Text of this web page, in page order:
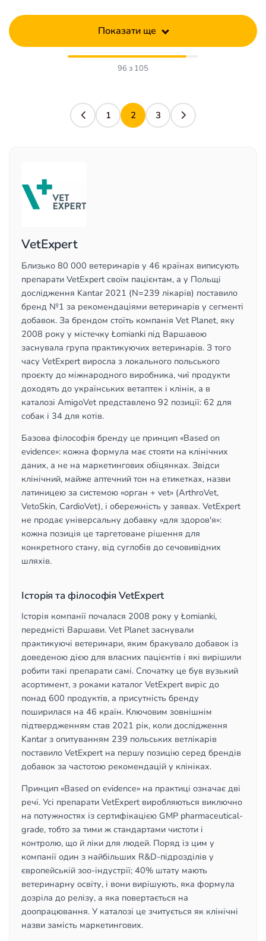
Показати ще
96 з 105
1 2 3
VetExpert
Близько 80 000 ветеринарів у 46 країнах виписують
препарати VetExpert своїм пацієнтам, а у Польщі
дослідження Kantar 2021 (N=239 лікарів) поставило
бренд №1 за рекомендаціями ветеринарів у сегменті
добавок. За брендом стоїть компанія Vet Planet, яку
2008 року у містечку Łomianki під Варшавою
заснувала група практикуючих ветеринарів. З того
часу VetExpert виросла з локального польського
проєкту до міжнародного виробника, чиї продукти
доходять до українських ветаптек і клінік, а в
каталозі AmigoVet представлено 92 позиції: 62 для
собак і 34 для котів.
Базова філософія бренду це принцип «Based on
evidence»: кожна формула має стояти на клінічних
даних, а не на маркетингових обіцянках. Звідси
клінічний, майже аптечний тон на етикетках, назви
латиницею за системою «орган + vet» (ArthroVet,
VetoSkin, CardioVet), і обережність у заявах. VetExpert
не продає універсальну добавку «для здоров'я»:
кожна позиція це таргетоване рішення для
конкретного стану, від суглобів до сечовивідних
шляхів.
Історія та філософія VetExpert
Історія компанії почалася 2008 року у Łomianki,
передмісті Варшави. Vet Planet заснували
практикуючі ветеринари, яким бракувало добавок із
доведеною дією для власних пацієнтів і які вирішили
робити такі препарати самі. Спочатку це був вузький
асортимент, з роками каталог VetExpert виріс до
понад 600 продуктів, а присутність бренду
поширилася на 46 країн. Ключовим зовнішнім
підтвердженням став 2021 рік, коли дослідження
Kantar з опитуванням 239 польських ветлікарів
поставило VetExpert на першу позицію серед брендів
добавок за частотою рекомендацій у клініках.
Принцип «Based on evidence» на практиці означає дві
речі. Усі препарати VetExpert виробляються виключно
на потужностях із сертифікацією GMP pharmaceutical-
grade, тобто за тими ж стандартами чистоти і
контролю, що й ліки для людей. Поряд із цим у
компанії один з найбільших R&D-підрозділів у
європейській зоо-індустрії; 40% штату мають
ветеринарну освіту, і вони вирішують, яка формула
дозріла до релізу, а яка повертається на
доопрацювання. У каталозі це зчитується як клінічні
назви замість маркетингових.